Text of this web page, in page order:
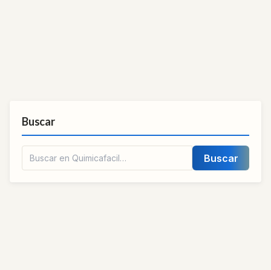
Buscar
Buscar